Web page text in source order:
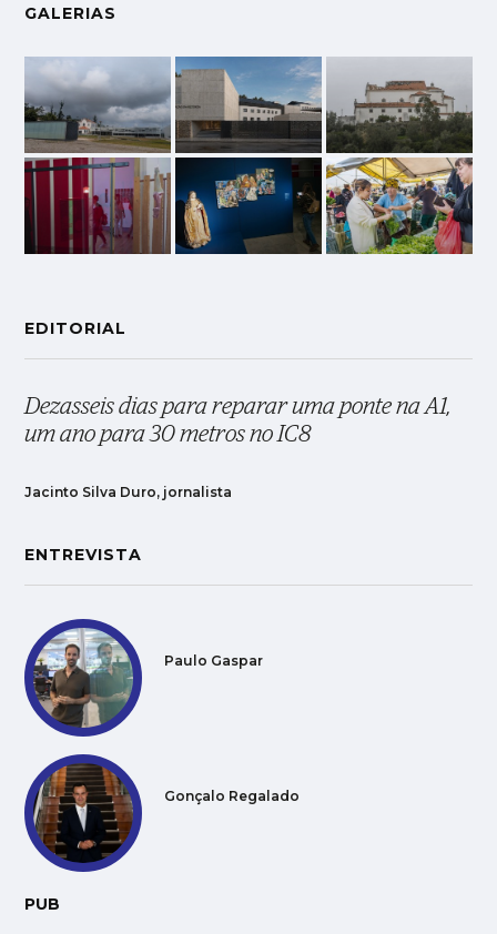
GALERIAS
EDITORIAL
Dezasseis dias para reparar uma ponte na A1,
um ano para 30 metros no IC8
Jacinto Silva Duro, jornalista
ENTREVISTA
Paulo Gaspar
Gonçalo Regalado
PUB